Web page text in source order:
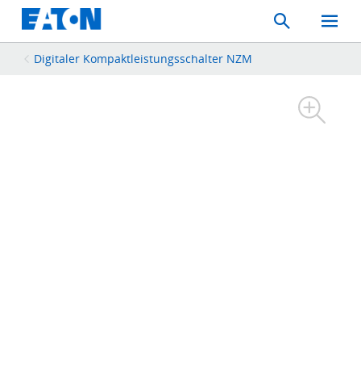
Search
Toggle
Mobile
Digitaler Kompaktleistungsschalter NZM